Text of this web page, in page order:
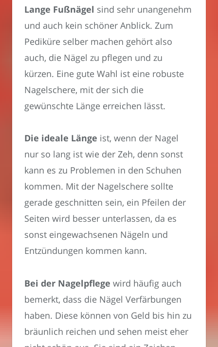
Lange Fußnägel sind sehr unangenehm
und auch kein schöner Anblick. Zum
Pediküre selber machen gehört also
auch, die Nägel zu pflegen und zu
kürzen. Eine gute Wahl ist eine robuste
Nagelschere, mit der sich die
gewünschte Länge erreichen lässt.
Die ideale Länge ist, wenn der Nagel
nur so lang ist wie der Zeh, denn sonst
kann es zu Problemen in den Schuhen
kommen. Mit der Nagelschere sollte
gerade geschnitten sein, ein Pfeilen der
Seiten wird besser unterlassen, da es
sonst eingewachsenen Nägeln und
Entzündungen kommen kann.
Bei der Nagelpflege wird häufig auch
bemerkt, dass die Nägel Verfärbungen
haben. Diese können von Geld bis hin zu
bräunlich reichen und sehen meist eher